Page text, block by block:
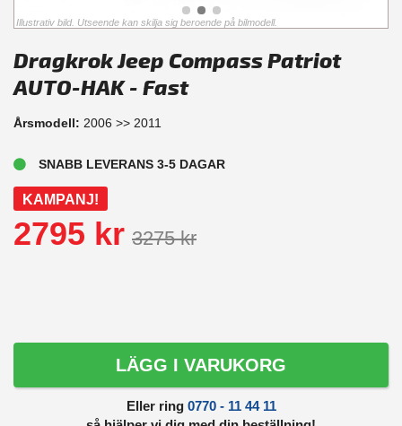
Illustrativ bild. Utseende kan skilja sig beroende på bilmodell.
Dragkrok Jeep Compass Patriot
AUTO-HAK - Fast
Årsmodell: 2006 >> 2011
SNABB LEVERANS 3-5 DAGAR
KAMPANJ!
2795 kr 3275 kr
LÄGG I VARUKORG
Eller ring 0770 - 11 44 11